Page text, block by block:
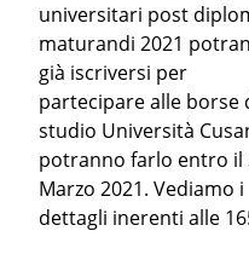
universitari post
maturandi 2021
già iscriversi per
partecipare alle borse
studio Università
potranno farlo entro il
Marzo 2021. Vediamo i
dettagli inerenti alle